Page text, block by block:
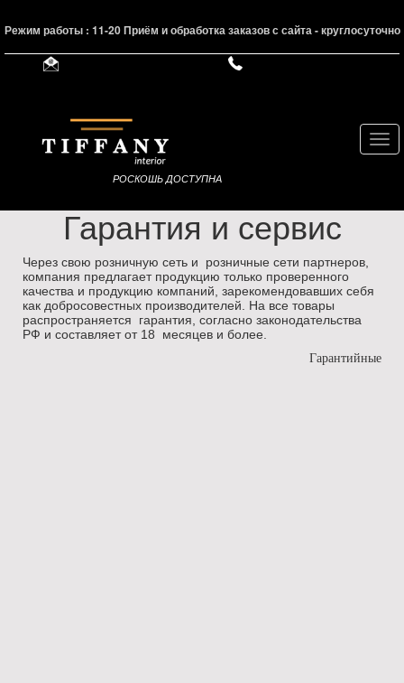
Режим работы : 11-20 Приём и обработка заказов с сайта - круглосуточно
РОСКОШЬ ДОСТУПНА
Гарантия и сервис
Через свою розничную сеть и розничные сети партнеров,
компания предлагает продукцию только проверенного
качества и продукцию компаний, зарекомендовавших себя
как добросовестных производителей. На все товары
распространяется гарантия, согласно законодательства
РФ и составляет от 18 месяцев и более.
Гарантийные